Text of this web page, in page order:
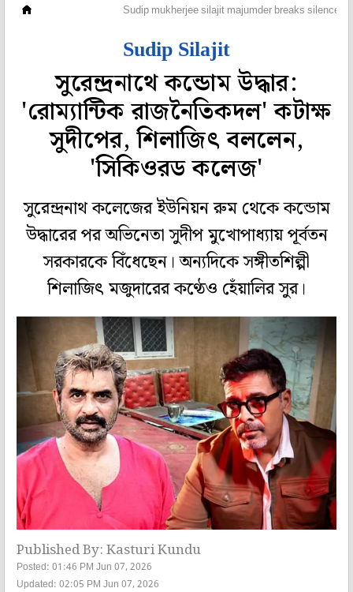
Sudip mukherjee silajit majumder breaks silence
Sudip Silajit
সুরেন্দ্রনাথে কন্ডোম উদ্ধার:
'রোম্যান্টিক রাজনৈতিকদল' কটাক্ষ
সুদীপের, শিলাজিৎ বললেন,
'সিকিওরড কলেজ'
সুরেন্দ্রনাথ কলেজের ইউনিয়ন রুম থেকে কন্ডোম
উদ্ধারের পর অভিনেতা সুদীপ মুখোপাধ্যায় পূর্বতন
সরকারকে বিঁধেছেন। অন্যদিকে সঙ্গীতশিল্পী
শিলাজিৎ মজুদারের কণ্ঠেও হেঁয়ালির সুর।
Published By: Kasturi Kundu
Posted: 01:46 PM Jun 07, 2026
Updated: 02:05 PM Jun 07, 2026